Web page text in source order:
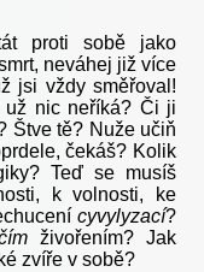
proti sobě jako
neváhej již více
jsi vždy směřoval!
už nic neříká? Či ji
Štve tě? Nuže učiň
čekáš? Kolik
Teď se musíš
k volnosti, ke
cyvylyzací?
živořením? Jak
zvíře v sobě?